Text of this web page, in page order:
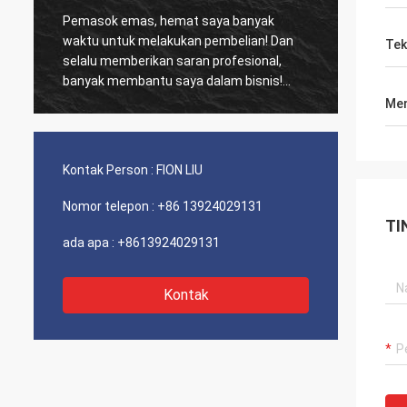
Pemasok emas, hemat saya banyak
waktu untuk melakukan pembelian! Dan
selalu memberikan saran profesional,
banyak membantu saya dalam bisnis!
Terima kasih! Semuanya dalam urutan
berkualitas tinggi dan akan menghubungi
Banyak
biasa,
sarankan
Kontak Person : FION LIU
Nomor telepon : +86 13924029131
ada apa : +8613924029131
Kontak